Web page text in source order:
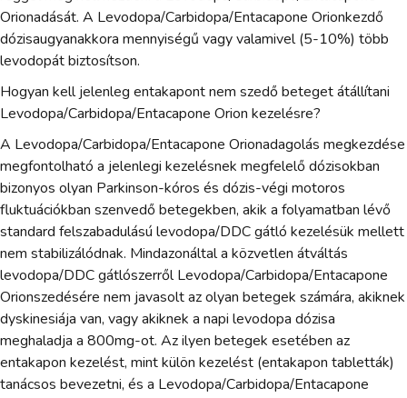
Orionadását. A Levodopa/Carbidopa/Entacapone Orionkezdő
dózisaugyanakkora mennyiségű vagy valamivel (5-10%) több
levodopát biztosítson.
Hogyan kell jelenleg entakapont nem szedő beteget átállítani
Levodopa/Carbidopa/Entacapone Orion kezelésre?
A Levodopa/Carbidopa/Entacapone Orionadagolás megkezdése
megfontolható a jelenlegi kezelésnek megfelelő dózisokban
bizonyos olyan Parkinson-kóros és dózis-végi motoros
fluktuációkban szenvedő betegekben, akik a folyamatban lévő
standard felszabadulású levodopa/DDC gátló kezelésük mellett
nem stabilizálódnak. Mindazonáltal a közvetlen átváltás
levodopa/DDC gátlószerről Levodopa/Carbidopa/Entacapone
Orionszedésére nem javasolt az olyan betegek számára, akiknek
dyskinesiája van, vagy akiknek a napi levodopa dózisa
meghaladja a 800mg-ot. Az ilyen betegek esetében az
entakapon kezelést, mint külön kezelést (entakapon tabletták)
tanácsos bevezetni, és a Levodopa/Carbidopa/Entacapone